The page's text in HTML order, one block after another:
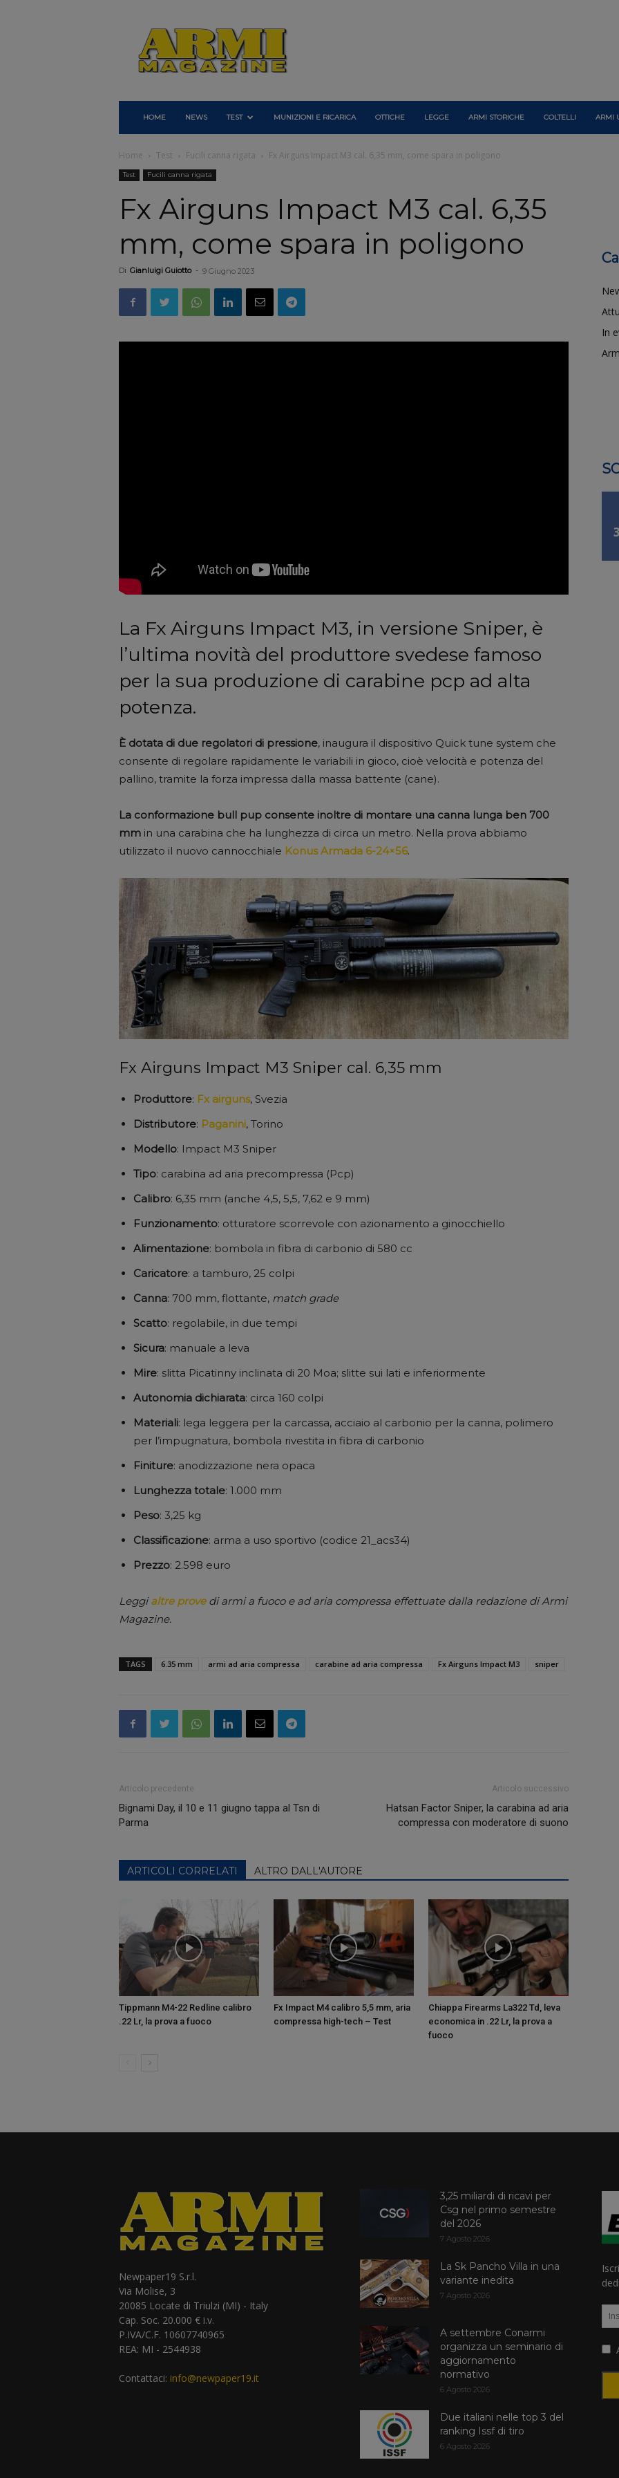
Armi
Magazine
HOME NEWS TEST MUNIZIONI E RICARICA OTTICHE LEGGE ARMI STORICHE COLTELLI ARMI
Home Test Fucili canna rigata Fx Airguns Impact M3 cal. 6,35 mm, come spara in poligono
Test Fucili canna rigata
Fx Airguns Impact M3 cal. 6,35
mm, come spara in poligono
Di Gianluigi Guiotto - 9 Giugno 2023
La Fx Airguns Impact M3, in versione Sniper, è
l’ultima novità del produttore svedese famoso
per la sua produzione di carabine pcp ad alta
potenza.
È dotata di due regolatori di pressione, inaugura il dispositivo Quick tune system che
consente di regolare rapidamente le variabili in gioco, cioè velocità e potenza del
pallino, tramite la forza impressa dalla massa battente (cane).
La conformazione bull pup consente inoltre di montare una canna lunga ben 700
mm in una carabina che ha lunghezza di circa un metro. Nella prova abbiamo
utilizzato il nuovo cannocchiale Konus Armada 6-24×56.
Fx Airguns Impact M3 Sniper cal. 6,35 mm
Produttore: Fx airguns, Svezia
Distributore: Paganini, Torino
Modello: Impact M3 Sniper
Tipo: carabina ad aria precompressa (Pcp)
Calibro: 6,35 mm (anche 4,5, 5,5, 7,62 e 9 mm)
Funzionamento: otturatore scorrevole con azionamento a ginocchiello
Alimentazione: bombola in fibra di carbonio di 580 cc
Caricatore: a tamburo, 25 colpi
Canna: 700 mm, flottante, match grade
Scatto: regolabile, in due tempi
Sicura: manuale a leva
Mire: slitta Picatinny inclinata di 20 Moa; slitte sui lati e inferiormente
Autonomia dichiarata: circa 160 colpi
Materiali: lega leggera per la carcassa, acciaio al carbonio per la canna, polimero
per l’impugnatura, bombola rivestita in fibra di carbonio
Finiture: anodizzazione nera opaca
Lunghezza totale: 1.000 mm
Peso: 3,25 kg
Classificazione: arma a uso sportivo (codice 21_acs34)
Prezzo: 2.598 euro
Leggialtre provedi armi a fuoco e ad aria compressa effettuate dalla redazione di Armi
Magazine.
TAGS 6.35 mm armi ad aria compressa carabine ad aria compressa Fx Airguns Impact M3 sniper
Articolo precedente
Bignami Day, il 10 e 11 giugno tappa al Tsn di
Parma
Articolo successivo
Hatsan Factor Sniper, la carabina ad aria
compressa con moderatore di suono
ARTICOLI CORRELATI ALTRO DALL'AUTORE
Tippmann M4-22 Redline calibro
.22 Lr, la prova a fuoco
Fx Impact M4 calibro 5,5 mm, aria
compressa high-tech – Test
Chiappa Firearms La322 Td, leva
economica in .22 Lr, la prova a
fuoco
In
Newpaper19 S.r.l.
Via Molise, 3
20085 Locate di Triulzi (MI) - Italy
Cap. Soc. 20.000 € i.v.
P.IVA/C.F. 10607740965
REA: MI - 2544938
Contattaci: info@newpaper19.it
3,25 miliardi di ricavi per
Csg nel primo semestre
del 2026
7 Agosto 2026
La Sk Pancho Villa in una
variante inedita
7 Agosto 2026
A settembre Conarmi
organizza un seminario di
aggiornamento
normativo
6 Agosto 2026
Due italiani nelle top 3 del
ranking Issf di tiro
6 Agosto 2026